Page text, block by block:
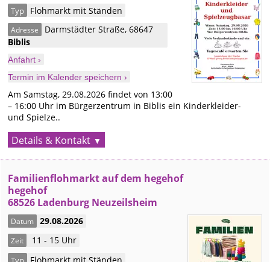
Typ Flohmarkt mit Ständen
Adresse Darmstädter Straße,68647
Biblis
Anfahrt ›
Termin im Kalender speichern ›
Am Samstag, 29.08.2026 findet von 13:00
– 16:00 Uhr im Bürgerzentrum in Biblis ein Kinderkleider-
und Spielze..
Details & Kontakt
Familienflohmarkt auf dem hegehof
hegehof
68526 Ladenburg Neuzeilsheim
Datum 29.08.2026
Zeit 11 - 15 Uhr